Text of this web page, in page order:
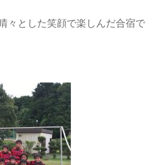
々とした笑顔で楽しんだ合宿で